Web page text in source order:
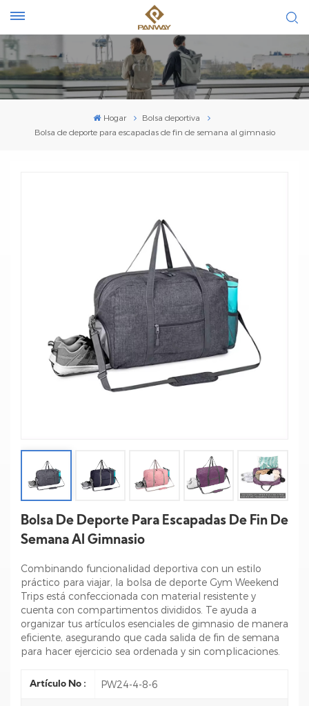
Hogar
Bolsa deportiva
Bolsa de deporte para escapadas de fin de semana al gimnasio
Bolsa De Deporte Para Escapadas De Fin De
Semana Al Gimnasio
Combinando funcionalidad deportiva con un estilo
práctico para viajar, la bolsa de deporte Gym Weekend
Trips está confeccionada con material resistente y
cuenta con compartimentos divididos. Te ayuda a
organizar tus artículos esenciales de gimnasio de manera
eficiente, asegurando que cada salida de fin de semana
para hacer ejercicio sea ordenada y sin complicaciones.
Artículo No : PW24-4-8-6